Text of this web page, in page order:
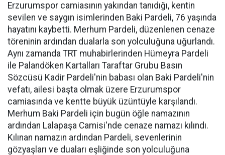
Erzurumspor camiasının yakından tanıdığı, kentin
sevilen ve saygın isimlerinden Baki Pardeli, 76 yaşında
hayatını kaybetti. Merhum Pardeli, düzenlenen cenaze
töreninin ardından dualarla son yolculuğuna uğurlandı.
Aynı zamanda TRT muhabirlerinden Hümeyra Pardeli
ile Palandöken Kartalları Taraftar Grubu Basın
Sözcüsü Kadir Pardeli'nin babası olan Baki Pardeli'nin
vefatı, ailesi başta olmak üzere Erzurumspor
camiasında ve kentte büyük üzüntüyle karşılandı.
Merhum Baki Pardeli için bugün öğle namazının
ardından Lalapaşa Camisi'nde cenaze namazı kılındı.
Kılınan namazın ardından Pardeli, sevenlerinin
gözyaşları ve duaları eşliğinde son yolculuğuna